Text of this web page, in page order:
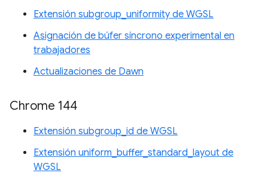
Extensión subgroup_uniformity de WGSL
Asignación de búfer síncrono experimental en
trabajadores
Actualizaciones de Dawn
Chrome 144
Extensión subgroup_id de WGSL
Extensión uniform_buffer_standard_layout de
WGSL